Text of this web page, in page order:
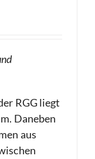
RGG liegt
Daneben
aus